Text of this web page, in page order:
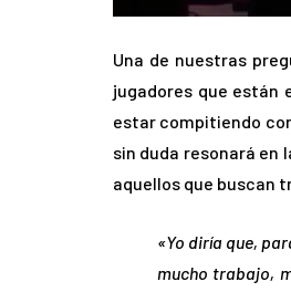
Una de nuestras
jugadores que están
estar compitiendo
sin duda resonará en
aquellos que buscan
«Yo diría que,
mucho trabajo,